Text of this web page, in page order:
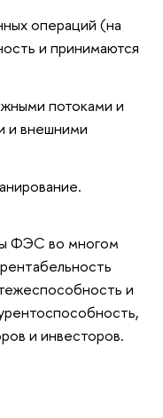
операций (на
и принимаются
потоками и
и внешними
ФЭС во многом
и
и инвесторов.